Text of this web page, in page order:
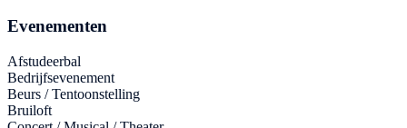
Evenementen
Afstudeerbal
Bedrijfsevenement
Beurs / Tentoonstelling
Bruiloft